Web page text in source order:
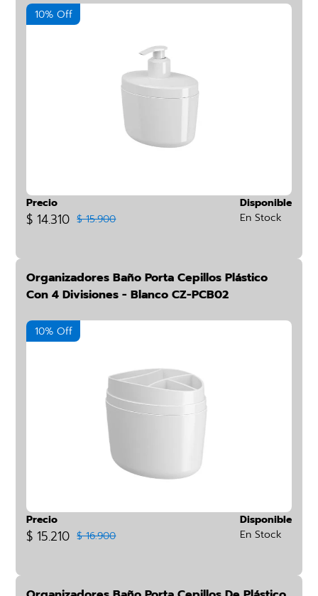
10% Off
Precio
$ 14.310 $ 15.900
Disponible
En Stock
Organizadores Baño Porta Cepillos Plástico
Con 4 Divisiones - Blanco CZ-PCB02
10% Off
Precio
$ 15.210 $ 16.900
Disponible
En Stock